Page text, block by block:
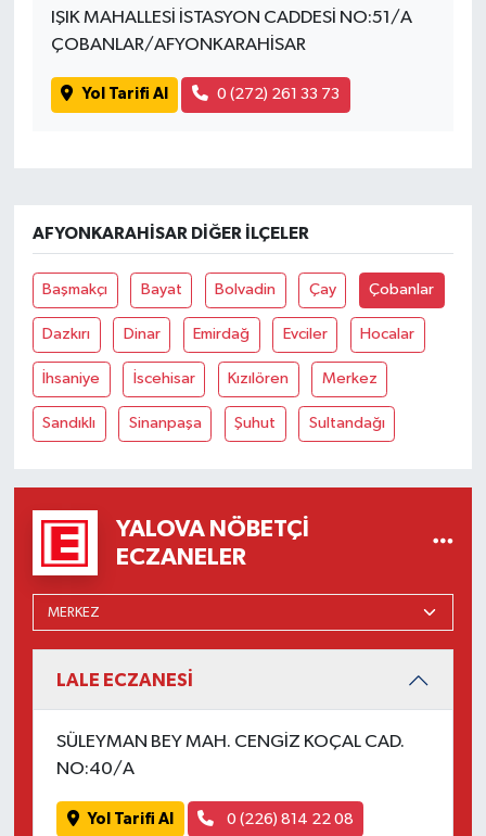
IŞIK MAHALLESİ İSTASYON CADDESİ NO:51/A
ÇOBANLAR/AFYONKARAHİSAR
Yol Tarifi Al 0 (272) 261 33 73
AFYONKARAHISAR DIĞER İLÇELER
Başmakçı Bayat Bolvadin Çay Çobanlar
Dazkırı Dinar Emirdağ Evciler Hocalar
İhsaniye İscehisar Kızılören Merkez
Sandıklı Sinanpaşa Şuhut Sultandağı
YALOVA NÖBETÇI
ECZANELER
LALE ECZANESİ
SÜLEYMAN BEY MAH. CENGİZ KOÇAL CAD.
NO:40/A
Yol Tarifi Al 0 (226) 814 22 08